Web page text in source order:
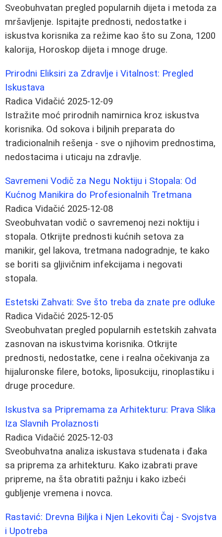
Sveobuhvatan pregled popularnih dijeta i metoda za
mršavljenje. Ispitajte prednosti, nedostatke i
iskustva korisnika za režime kao što su Zona, 1200
kalorija, Horoskop dijeta i mnoge druge.
Prirodni Eliksiri za Zdravlje i Vitalnost: Pregled
Iskustava
Radica Vidačić 2025-12-09
Istražite moć prirodnih namirnica kroz iskustva
korisnika. Od sokova i biljnih preparata do
tradicionalnih rešenja - sve o njihovim prednostima,
nedostacima i uticaju na zdravlje.
Savremeni Vodič za Negu Noktiju i Stopala: Od
Kućnog Manikira do Profesionalnih Tretmana
Radica Vidačić 2025-12-08
Sveobuhvatan vodič o savremenoj nezi noktiju i
stopala. Otkrijte prednosti kućnih setova za
manikir, gel lakova, tretmana nadogradnje, te kako
se boriti sa gljivičnim infekcijama i negovati
stopala.
Estetski Zahvati: Sve što treba da znate pre odluke
Radica Vidačić 2025-12-05
Sveobuhvatan pregled popularnih estetskih zahvata
zasnovan na iskustvima korisnika. Otkrijte
prednosti, nedostatke, cene i realna očekivanja za
hijaluronske filere, botoks, liposukciju, rinoplastiku i
druge procedure.
Iskustva sa Pripremama za Arhitekturu: Prava Slika
Iza Slavnih Prolaznosti
Radica Vidačić 2025-12-03
Sveobuhvatna analiza iskustava studenata i đaka
sa priprema za arhitekturu. Kako izabrati prave
pripreme, na šta obratiti pažnju i kako izbeći
gubljenje vremena i novca.
Rastavić: Drevna Biljka i Njen Lekoviti Čaj - Svojstva
i Upotreba